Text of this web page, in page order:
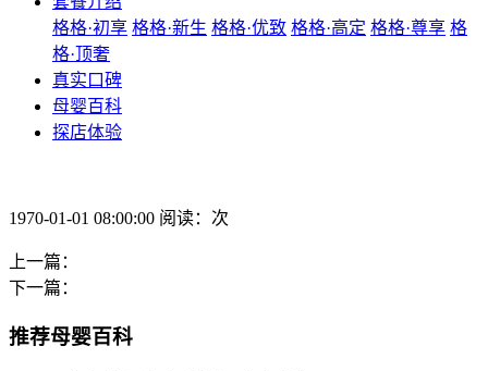
格格·初享 格格·新生 格格·优致 格格·高定 格格·尊享 格
格·顶奢
真实口碑
母婴百科
探店体验
1970-01-01 08:00:00 阅读：次
上一篇：
下一篇：
推荐母婴百科